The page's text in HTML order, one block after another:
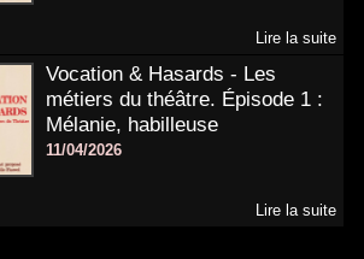
Lire la suite
Vocation & Hasards - Les
métiers du théâtre. Épisode 1 :
Mélanie, habilleuse
11/04/2026
Lire la suite